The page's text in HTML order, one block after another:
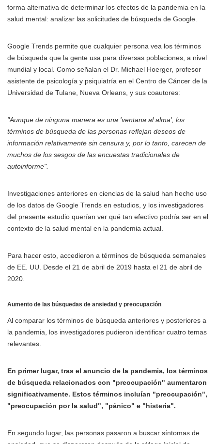
forma alternativa de determinar los efectos de la pandemia en la
salud mental: analizar las solicitudes de búsqueda de Google.
Google Trends permite que cualquier persona vea los términos
de búsqueda que la gente usa para diversas poblaciones, a nivel
mundial y local. Como señalan el Dr. Michael Hoerger, profesor
asistente de psicología y psiquiatría en el Centro de Cáncer de la
Universidad de Tulane, Nueva Orleans, y sus coautores:
"Aunque de ninguna manera es una 'ventana al alma', los
términos de búsqueda de las personas reflejan deseos de
información relativamente sin censura y, por lo tanto, carecen de
muchos de los sesgos de las encuestas tradicionales de
autoinforme".
Investigaciones anteriores en ciencias de la salud han hecho uso
de los datos de Google Trends en estudios, y los investigadores
del presente estudio querían ver qué tan efectivo podría ser en el
contexto de la salud mental en la pandemia actual.
Para hacer esto, accedieron a términos de búsqueda semanales
de EE. UU. Desde el 21 de abril de 2019 hasta el 21 de abril de
2020.
Aumento de las búsquedas de ansiedad y preocupación
Al comparar los términos de búsqueda anteriores y posteriores a
la pandemia, los investigadores pudieron identificar cuatro temas
relevantes.
En primer lugar, tras el anuncio de la pandemia, los términos
de búsqueda relacionados con "preocupación" aumentaron
significativamente. Estos términos incluían "preocupación",
"preocupación por la salud", "pánico" e "histeria".
En segundo lugar, las personas pasaron a buscar síntomas de